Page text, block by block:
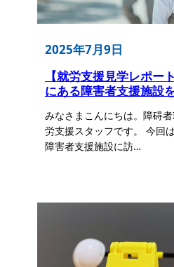
2025年7月9日
【就労支援見学レポー
にある障害者支援施設
みなさまこんにちは。障碍
労支援スタッフです。 今回
障害者支援施設に訪…